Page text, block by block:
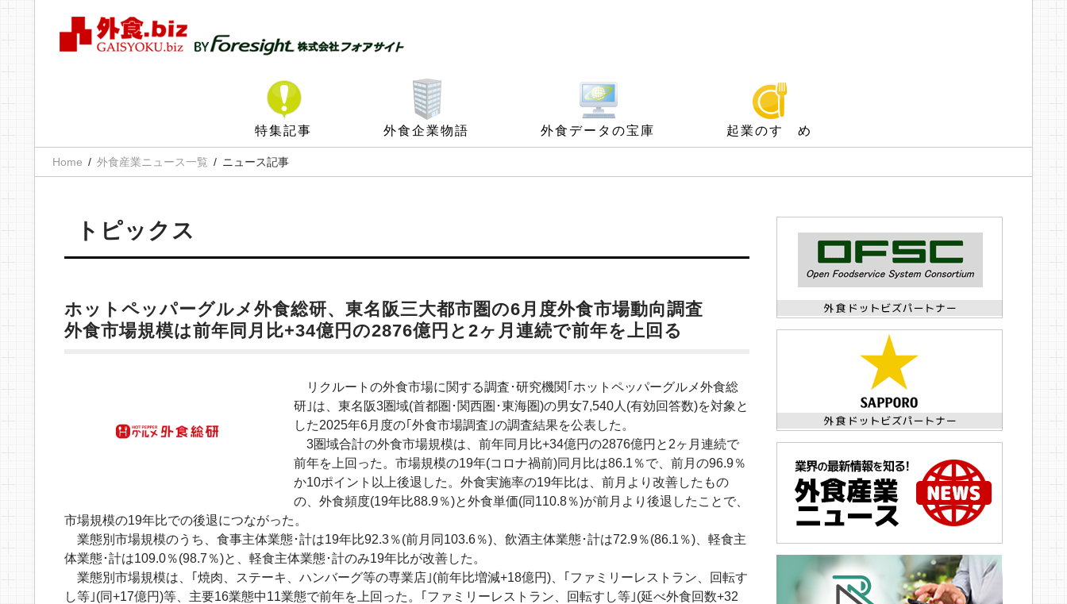
特集記事 外食企業物語 外食データの宝庫 起業のすゝめ
Home 外食産業ニュース一覧 ニュース記事
トピックス
ホットペッパーグルメ外食総研、東名阪三大都市圏の6月度外食市場動向調査
外食市場規模は前年同月比+34億円の2876億円と2ヶ月連続で前年を上回る
リクルートの外食市場に関する調査･研究機関｢ホットペッパーグルメ外食総
研｣は、東名阪3圏域(首都圏･関西圏･東海圏)の男女7,540人(有効回答数)を対象と
した2025年6月度の｢外食市場調査｣の調査結果を公表した。
3圏域合計の外食市場規模は、前年同月比+34億円の2876億円と2ヶ月連続で
前年を上回った。市場規模の19年(コロナ禍前)同月比は86.1％で、前月の96.9％
か10ポイント以上後退した。外食実施率の19年比は、前月より改善したもの
の、外食頻度(19年比88.9％)と外食単価(同110.8％)が前月より後退したことで、
市場規模の19年比での後退につながった。
業態別市場規模のうち、食事主体業態･計は19年比92.3％(前月同103.6％)、飲酒主体業態･計は72.9％(86.1％)、軽食主
体業態･計は109.0％(98.7％)と、軽食主体業態･計のみ19年比が改善した。
業態別市場規模は、｢焼肉、ステーキ、ハンバーグ等の専業店｣(前年比増減+18億円)、｢ファミリーレストラン、回転す
し等｣(同+17億円)等、主要16業態中11業態で前年を上回った。｢ファミリーレストラン、回転すし等｣(延べ外食回数+32